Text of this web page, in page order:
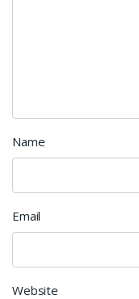
Name
Email
Website